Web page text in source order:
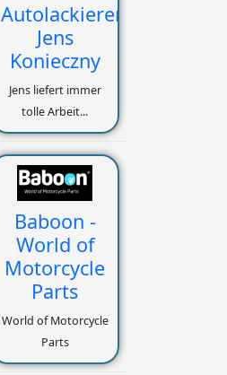
Autolackiererei
Jens
Konieczny
Jens liefert immer
tolle Arbeit...
Baboon -
World of
Motorcycle
Parts
World of Motorcycle
Parts